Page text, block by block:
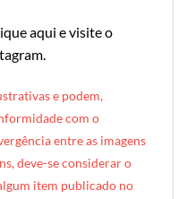
aqui e visite o
e podem,
com o
entre as imagens
deve-se considerar o
item publicado no